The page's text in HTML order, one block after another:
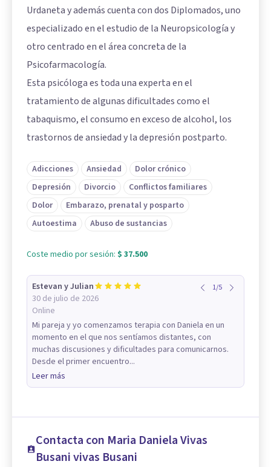
Urdaneta y además cuenta con dos Diplomados, uno
especializado en el estudio de la Neuropsicología y
otro centrado en el área concreta de la
Psicofarmacología.
Esta psicóloga es toda una experta en el
tratamiento de algunas dificultades como el
tabaquismo, el consumo en exceso de alcohol, los
trastornos de ansiedad y la depresión postparto.
Adicciones Ansiedad
Dolor crónico
Depresión
Divorcio
Conflictos familiares
Dolor
Embarazo, prenatal y posparto
Autoestima
Abuso de sustancias
Coste medio por sesión: $ 37.500
Estevan y Julian
30 de julio de 2026
Online
1/5
Mi pareja y yo comenzamos terapia con Daniela en un
momento en el que nos sentíamos distantes, con
muchas discusiones y dificultades para comunicarnos.
Desde el primer encuentro...
Leer más
Contacta con Maria Daniela Vivas
Busani vivas Busani